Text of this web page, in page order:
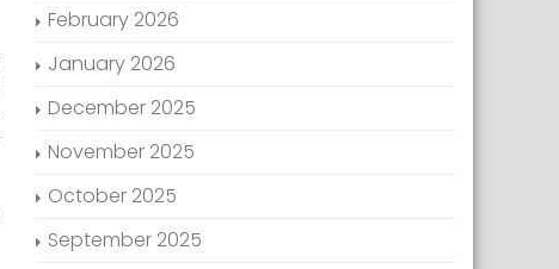
February 2026
January 2026
December 2025
November 2025
October 2025
September 2025